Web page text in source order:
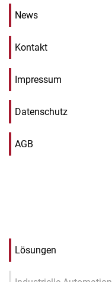
News
Kontakt
Impressum
Datenschutz
AGB
Lösungen